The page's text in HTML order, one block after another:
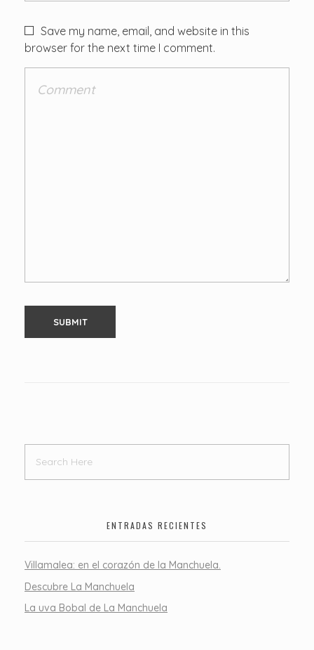
Save my name, email, and website in this
browser for the next time I comment.
ENTRADAS RECIENTES
Villamalea: en el corazón de la Manchuela.
Descubre La Manchuela
La uva Bobal de La Manchuela